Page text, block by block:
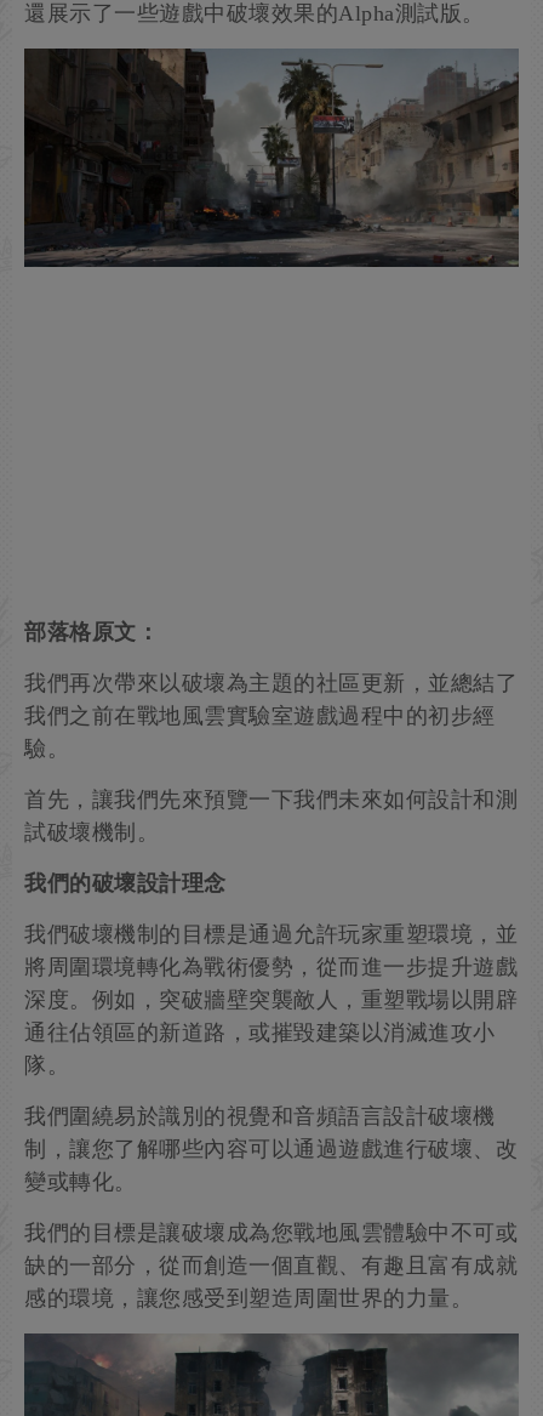
還展示了一些遊戲中破壞效果的Alpha測試版。
部落格原文：
我們再次帶來以破壞為主題的社區更新，並總結了
我們之前在戰地風雲實驗室遊戲過程中的初步經
驗。
首先，讓我們先來預覽一下我們未來如何設計和測
試破壞機制。
我們的破壞設計理念
我們破壞機制的目標是通過允許玩家重塑環境，並
將周圍環境轉化為戰術優勢，從而進一步提升遊戲
深度。例如，突破牆壁突襲敵人，重塑戰場以開辟
通往佔領區的新道路，或摧毀建築以消滅進攻小
隊。
我們圍繞易於識別的視覺和音頻語言設計破壞機
制，讓您了解哪些內容可以通過遊戲進行破壞、改
變或轉化。
我們的目標是讓破壞成為您戰地風雲體驗中不可或
缺的一部分，從而創造一個直觀、有趣且富有成就
感的環境，讓您感受到塑造周圍世界的力量。